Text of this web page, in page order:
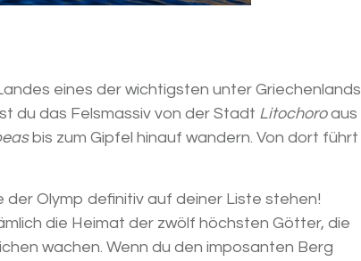
eines der wichtigsten unter Griechenlands
du das Felsmassiv von der Stadt Litochoroaus
bis zum Gipfel hinauf wandern. Von dort führt
Olymp definitiv auf deiner Liste stehen!
die Heimat der zwölf höchsten Götter, die
wachen. Wenn du den imposanten Berg